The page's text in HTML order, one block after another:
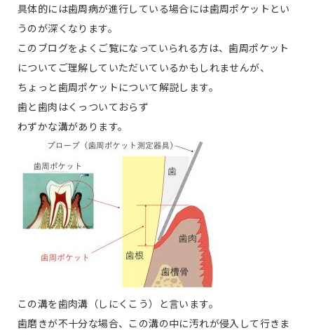
具体的には歯周病が進行している場合には歯周ポケットとい
うのが深くなります。
このブログをよくご覧になっていられる方は、歯周ポケット
についてご理解していただいているかもしれませんが、
ちょっと歯周ポケットについて解説します。
歯と歯肉はくっついておらず
わずかな溝があります。
この溝を歯肉溝（しにくこう）と言います。
歯磨きが不十分な場合、この溝の中に汚れが侵入して行きま